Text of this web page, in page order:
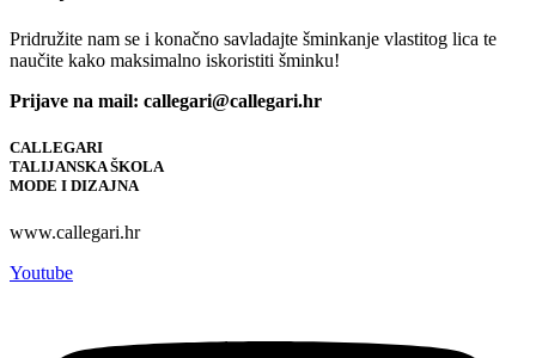
Pridružite nam se i konačno savladajte šminkanje vlastitog lica te
naučite kako maksimalno iskoristiti šminku!
Prijave na mail: callegari@callegari.hr
CALLEGARI
TALIJANSKA ŠKOLA
MODE I DIZAJNA
www.callegari.hr
Youtube